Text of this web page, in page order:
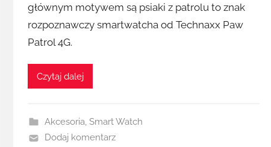
głównym motywem są psiaki z patrolu to znak
rozpoznawczy smartwatcha od Technaxx Paw
Patrol 4G.
Czytaj dalej
Akcesoria, Smart Watch
Dodaj komentarz